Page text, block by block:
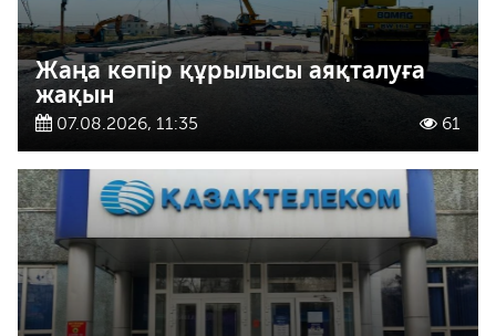
Жаңа көпір құрылысы аяқталуға
жақын
07.08.2026, 11:35 61